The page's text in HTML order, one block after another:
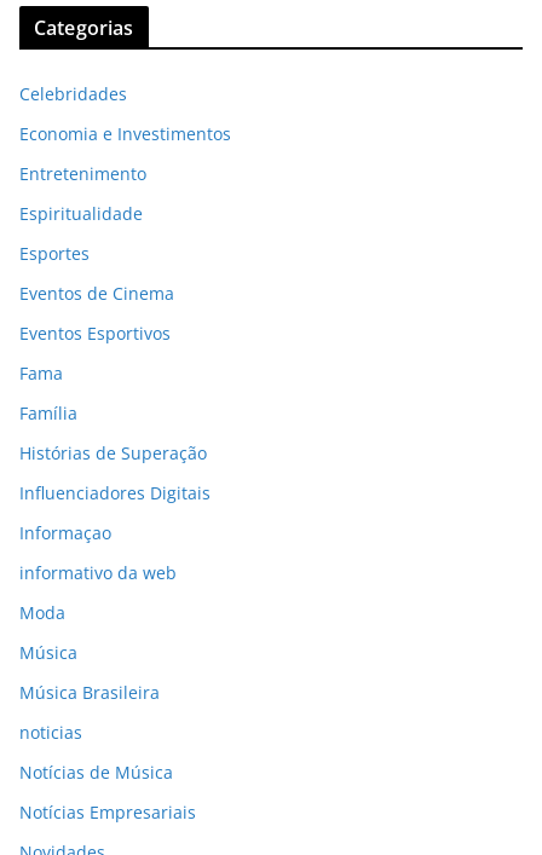
Categorias
Celebridades
Economia e Investimentos
Entretenimento
Espiritualidade
Esportes
Eventos de Cinema
Eventos Esportivos
Fama
Família
Histórias de Superação
Influenciadores Digitais
Informaçao
informativo da web
Moda
Música
Música Brasileira
noticias
Notícias de Música
Notícias Empresariais